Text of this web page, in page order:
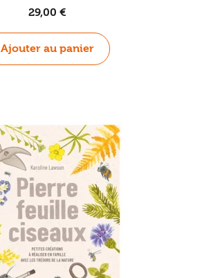
29,00 €
Ajouter au panier